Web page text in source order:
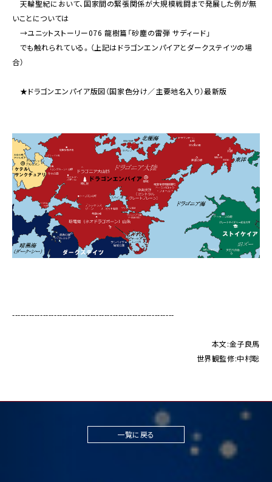
天輪聖紀において、国家間の緊張関係が大規模戦闘まで発展した例が無
いことについては
→ユニットストーリー076 龍樹篇「砂塵の雷弾 サディード」
でも触れられている。（上記はドラゴンエンパイアとダークステイツの場
合）
★ドラゴンエンパイア版図（国家色分け／主要地名入り）最新版
----------------------------------------------------------
本文:金子良馬
世界観監修:中村聡
一覧に戻る